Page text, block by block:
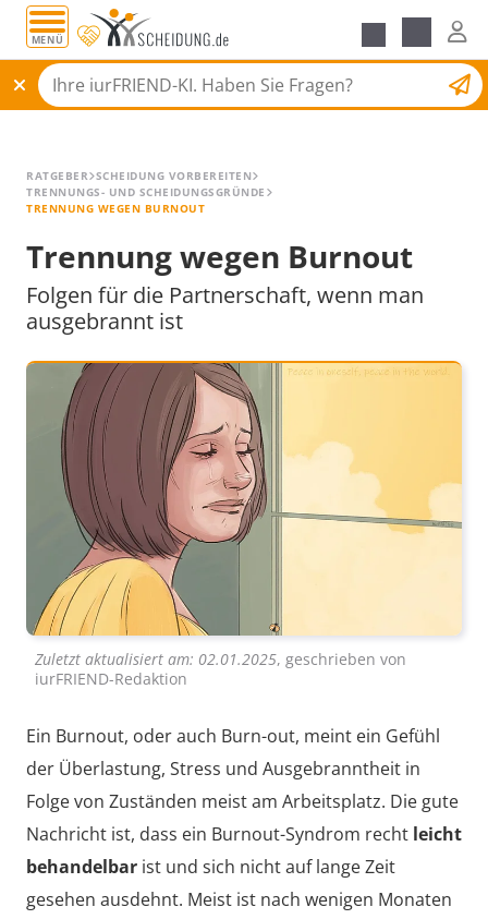
MENÜ
Scheidungsantrag
Alle Ratgeber
RATGEBER SCHEIDUNG VORBEREITEN
TRENNUNGS- UND SCHEIDUNGSGRÜNDE
TRENNUNG WEGEN BURNOUT
Trennung wegen Burnout
Folgen für die Partnerschaft, wenn man
ausgebrannt ist
Zuletzt aktualisiert am: 02.01.2025, geschrieben von
iurFRIEND-Redaktion
Ein Burnout, oder auch Burn-out, meint ein Gefühl
der Überlastung, Stress und Ausgebranntheit in
Folge von Zuständen meist am Arbeitsplatz. Die gute
Nachricht ist, dass ein Burnout-Syndrom recht leicht
behandelbar ist und sich nicht auf lange Zeit
gesehen ausdehnt. Meist ist nach wenigen Monaten